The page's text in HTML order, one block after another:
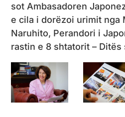
sot Ambasadoren
e cila i dorëzoi urimit nga
Naruhito, Perandori i
rastin e 8 shtatorit – Ditës